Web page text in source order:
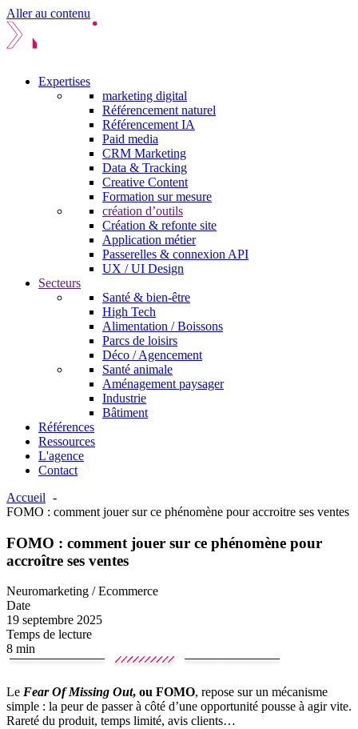
Aller au contenu
Expertises
marketing digital
Référencement naturel
Référencement IA
Paid media
CRM Marketing
Data & Tracking
Creative Content
Formation sur mesure
création d’outils
Création & refonte site
Application métier
Passerelles & connexion API
UX / UI Design
Secteurs
Santé & bien-être
High Tech
Alimentation / Boissons
Parcs de loisirs
Déco / Agencement
Santé animale
Aménagement paysager
Industrie
Bâtiment
Références
Ressources
L'agence
Contact
Accueil
FOMO : comment jouer sur ce phénomène pour accroitre ses ventes
FOMO : comment jouer sur ce phénomène pour
accroître ses ventes
Neuromarketing / Ecommerce
Date
19 septembre 2025
Temps de lecture
8 min
Le Fear Of Missing Out, ou FOMO, repose sur un mécanisme
simple : la peur de passer à côté d’une opportunité pousse à agir vite.
Rareté du produit, temps limité, avis clients…